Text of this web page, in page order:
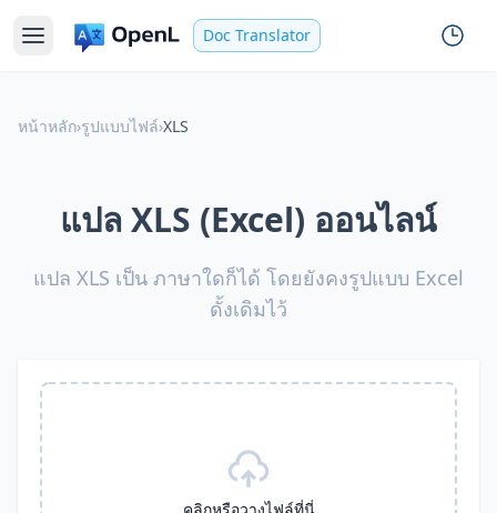
Doc Translator
หน้าหลัก›รูปแบบไฟล์›XLS
แปล XLS (Excel) ออนไลน์
แปล XLS เป็น ภาษาใดก็ได้ โดยยังคงรูปแบบ Excel
ดั้งเดิมไว้